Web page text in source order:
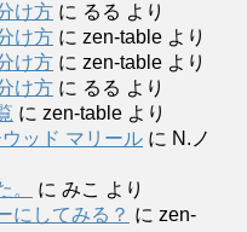
け方 に るる より
け方 に zen-table より
け方 に zen-table より
け方 に るる より
に zen-table より
ッド マリール に N.ノ
。
に みこ より
にしてみる？ に zen-